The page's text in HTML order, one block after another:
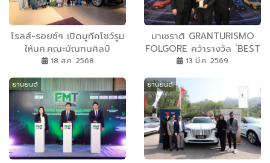
โรลส์-รอยซ์ฯ เปิดบูทีคโชว์รูม
ให้นศ.คณะมัณฑนศิลป์
ม.ศิลปากร สัมผัส
และแก่นแท้ของยนตรกรรม
ระดับอัลตราลักชัวรี่
18 ส.ค. 2568
มาเซราติ GRANTURISMO
FOLGORE คว้ารางวัล ‘BEST
SUPER SPORT EV’ ที่งาน
13 มี.ค. 2569
ยานยนต์ ยานยนต์